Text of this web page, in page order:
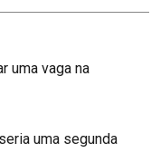
uma vaga na
uma segunda